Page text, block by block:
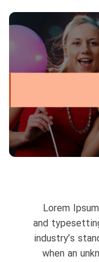
Lorem
and
industry’s
when an